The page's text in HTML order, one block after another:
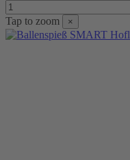
Tap to zoom ×